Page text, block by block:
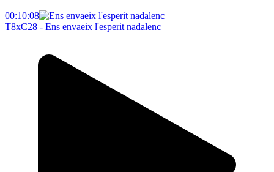
00:10:08
T8xC28 - Ens envaeix l'esperit nadalenc